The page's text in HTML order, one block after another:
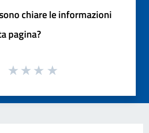
chiare le informazioni
pagina?